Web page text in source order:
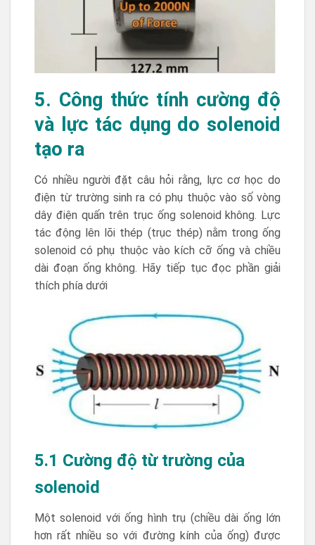
5. Công thức tính cường độ
và lực tác dụng do solenoid
tạo ra
Có nhiều người đặt câu hỏi rằng, lực cơ học do
điện từ trường sinh ra có phụ thuộc vào số vòng
dây điện quấn trên trục ống solenoid không. Lực
tác động lên lõi thép (trục thép) nằm trong ống
solenoid có phụ thuộc vào kích cỡ ống và chiều
dài đoạn ống không. Hãy tiếp tục đọc phần giải
thích phía dưới
5.1 Cường độ từ trường của
solenoid
Một solenoid với ống hình trụ (chiều dài ống lớn
hơn rất nhiều so với đường kính của ống) được